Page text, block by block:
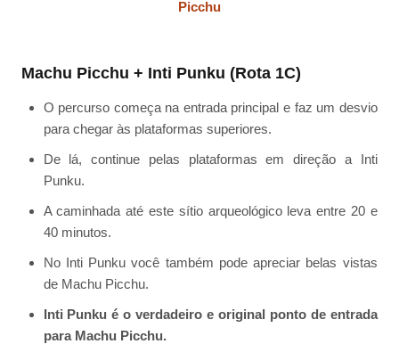
Picchu
Machu Picchu + Inti Punku (Rota 1C)
O percurso começa na entrada principal e faz um desvio
para chegar às plataformas superiores.
De lá, continue pelas plataformas em direção a Inti
Punku.
A caminhada até este sítio arqueológico leva entre 20 e
40 minutos.
No Inti Punku você também pode apreciar belas vistas
de Machu Picchu.
Inti Punku é o verdadeiro e original ponto de entrada
para Machu Picchu.